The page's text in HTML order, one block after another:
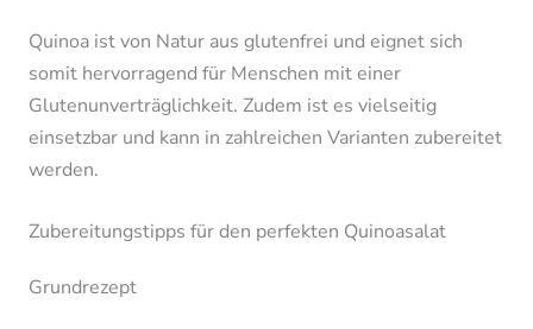
Quinoa ist von Natur aus glutenfrei und eignet sich
somit hervorragend für Menschen mit einer
Glutenunverträglichkeit. Zudem ist es vielseitig
einsetzbar und kann in zahlreichen Varianten zubereitet
werden.
Zubereitungstipps für den perfekten Quinoasalat
Grundrezept